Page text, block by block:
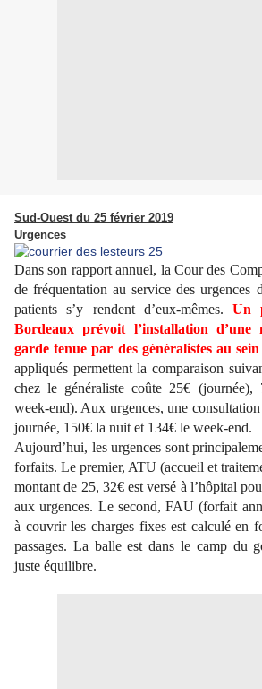
Sud-Ouest du 25 février 2019
Urgences
Dans son rapport annuel, la Cour des
de fréquentation au service des urgences
patients s’y rendent d’eux-mêmes. Un
Bordeaux prévoit l’installation d’une
garde tenue par des généralistes au
appliqués permettent la comparaison
chez le généraliste coûte 25€
week-end). Aux urgences, une
journée, 150€ la nuit et 134€ le week-end.
Aujourd’hui, les urgences sont
forfaits. Le premier, ATU (accueil et
montant de 25, 32€ est versé à l’hôpital
aux urgences. Le second, FAU (forfait
à couvrir les charges fixes est calculé en
passages. La balle est dans le camp du
juste équilibre.